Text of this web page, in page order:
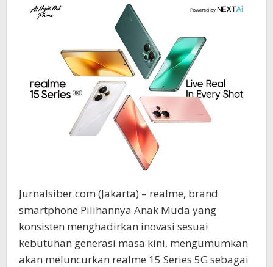
Siap
Diluncurkan
Indonesia
pada
8
Oktober
2025
Jurnalsiber.com (Jakarta) – realme, brand
smartphone Pilihannya Anak Muda yang
konsisten menghadirkan inovasi sesuai
kebutuhan generasi masa kini, mengumumkan
akan meluncurkan realme 15 Series 5G sebagai